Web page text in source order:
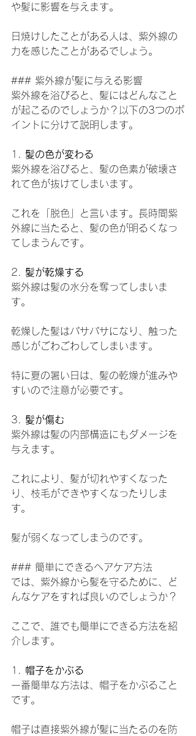
や髪に影響を与えます。
日焼けしたことがある人は、紫外線の
力を感じたことがあるでしょう。
### 紫外線が髪に与える影響
紫外線を浴びると、髪にはどんなこと
が起こるのでしょうか？以下の3つのポ
イントに分けて説明します。
1. 髪の色が変わる
紫外線を浴びると、髪の色素が破壊さ
れて色が抜けてしまいます。
これを「脱色」と言います。長時間紫
外線に当たると、髪の色が明るくなっ
てしまうんです。
2. 髪が乾燥する
紫外線は髪の水分を奪ってしまいま
す。
乾燥した髪はパサパサになり、触った
感じがごわごわしてしまいます。
特に夏の暑い日は、髪の乾燥が進みや
すいので注意が必要です。
3. 髪が傷む
紫外線は髪の内部構造にもダメージを
与えます。
これにより、髪が切れやすくなった
り、枝毛ができやすくなったりしま
す。
髪が弱くなってしまうのです。
### 簡単にできるヘアケア方法
では、紫外線から髪を守るために、ど
んなケアをすれば良いのでしょうか？
ここで、誰でも簡単にできる方法を紹
介します。
1. 帽子をかぶる
一番簡単な方法は、帽子をかぶること
です。
帽子は直接紫外線が髪に当たるのを防